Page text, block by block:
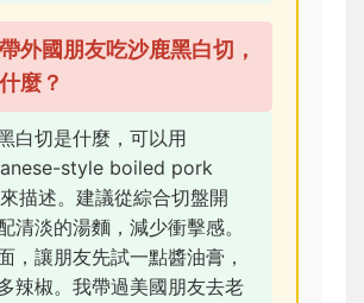
外國朋友吃沙鹿黑白切，
麼？
白切是什麼，可以用
style boiled pork
描述。建議從綜合切盤開
清淡的湯麵，減少衝擊感。
，讓朋友先試一點醬油膏，
辣椒。我帶過美國朋友去老